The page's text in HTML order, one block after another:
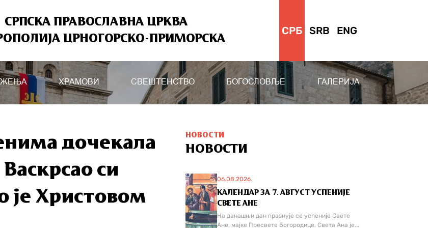
СРПСКА ПРАВОСЛАВНА ЦРКВА
ЦРНОГОРСКО-ПРИМОРСКА
СРБ SRB ENG
ХРАМОВИ СВЕШТЕНСТВО БОГОСЛОВЉЕ ГАЛЕРИЈА
дочекала
си
је Христовом
НОВОСТИ
НОВОСТИ
06.08.2026.
КАЛЕНДАР ЗА 7. АВГУСТ УСПЕНИЈЕ
СВЕТЕ АНЕ
На данашњи дан празнује се успеније Свете
Ане, мајке Пресвете Богородице. Света Ана је...